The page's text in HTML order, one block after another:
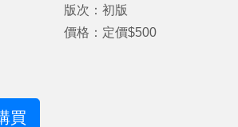
版次：初版
價格：定價$500
買